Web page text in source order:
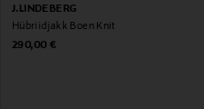
J.LINDEBERG
Hübriidjakk Boen Knit
Original Price
290,00 €